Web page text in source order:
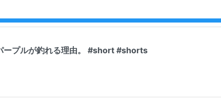
ープルが釣れる理由。 #short #shorts